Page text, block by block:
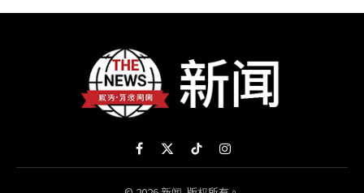
Facebook
X
(Twitter)
TikTokInstagram